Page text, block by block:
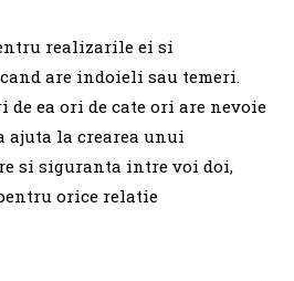
realizarile ei si
are indoieli sau temeri.
ea ori de cate ori are nevoie
ajuta la crearea unui
si siguranta intre voi doi,
orice relatie